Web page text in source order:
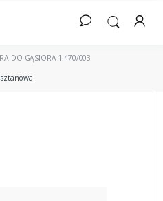
DO GĄSIORA 1.470/003